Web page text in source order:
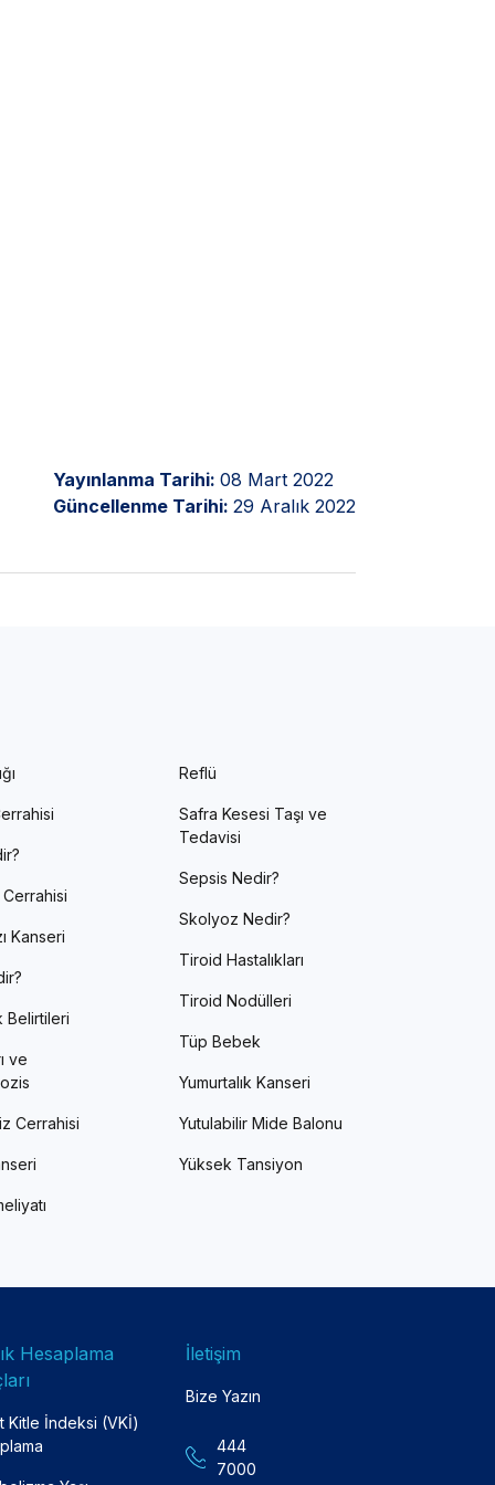
Yayınlanma Tarihi: 08 Mart 2022
Güncellenme Tarihi: 29 Aralık 2022
Kanseri
Belirtileri
ve
Cerrahisi
Reflü
Safra Kesesi Taşı ve
Tedavisi
Sepsis Nedir?
Skolyoz Nedir?
Tiroid Hastalıkları
Tiroid Nodülleri
Tüp Bebek
Yumurtalık Kanseri
Yutulabilir Mide Balonu
Yüksek Tansiyon
Hesaplama
Kitle İndeksi (VKİ)
İletişim
Bize Yazın
444
7000